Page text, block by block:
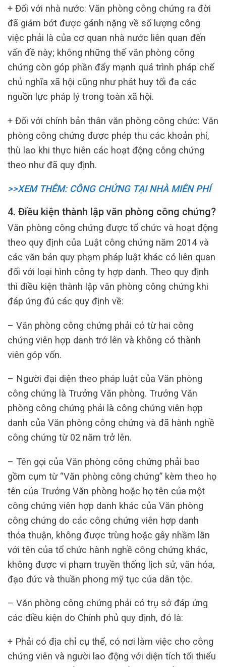
+ Đối với nhà nước: Văn phòng công chứng ra đời
đã giảm bớt được gánh nặng về số lượng công
việc phải là của cơ quan nhà nước liên quan đến
vấn đề này; không những thế văn phòng công
chứng còn góp phần đẩy mạnh quá trình pháp chế
chủ nghĩa xã hội cũng như phát huy tối đa các
nguồn lực pháp lý trong toàn xã hội.
+ Đối với chính bản thân văn phòng công chức: Văn
phòng công chứng được phép thu các khoản phí,
thù lao khi thực hiên các hoạt động công chứng
theo như đã quy định.
>>XEM THÊM: CÔNG CHỨNG TẠI NHÀ MIÊN PHÍ
4. Điều kiện thành lập văn phòng công chứng?
Văn phòng công chứng được tổ chức và hoạt động
theo quy định của Luật công chứng năm 2014 và
các văn bản quy phạm pháp luật khác có liên quan
đối với loại hình công ty hợp danh. Theo quy định
thì điều kiện thành lập văn phòng công chứng khi
đáp ứng đủ các quy định về:
– Văn phòng công chứng phải có từ hai công
chứng viên hợp danh trở lên và không có thành
viên góp vốn.
– Người đại diện theo pháp luật của Văn phòng
công chứng là Trưởng Văn phòng. Trưởng Văn
phòng công chứng phải là công chứng viên hợp
danh của Văn phòng công chứng và đã hành nghề
công chứng từ 02 năm trở lên.
– Tên gọi của Văn phòng công chứng phải bao
gồm cụm từ “Văn phòng công chứng” kèm theo họ
tên của Trưởng Văn phòng hoặc họ tên của một
công chứng viên hợp danh khác của Văn phòng
công chứng do các công chứng viên hợp danh
thỏa thuận, không được trùng hoặc gây nhầm lẫn
với tên của tổ chức hành nghề công chứng khác,
không được vi phạm truyền thống lịch sử, văn hóa,
đạo đức và thuần phong mỹ tục của dân tộc.
– Văn phòng công chứng phải có trụ sở đáp ứng
các điều kiện do Chính phủ quy định, đó là:
+ Phải có địa chỉ cụ thể, có nơi làm việc cho công
chứng viên và người lao động với diện tích tối thiểu